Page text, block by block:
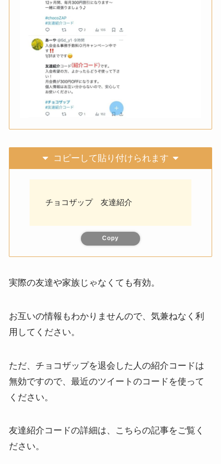
コピーして貼り付けられます
チョコザップ 友達紹介
Copy
実際の友達や家族じゃなくても有効。
お互いの情報もわかりませんので、気兼ねなく利
用してください。
ただ、チョコザップを退会した人の紹介コードは
無効ですので、最近のツイートのコードを使って
ください。
友達紹介コードの詳細は、こちらの記事をご覧く
ださい。